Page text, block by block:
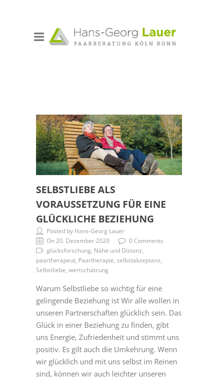
SELBSTLIEBE ALS
VORAUSSETZUNG FÜR EINE
GLÜCKLICHE BEZIEHUNG
Posted by Hans-Georg Lauer
On 20. Dezember 2020
0 Comments
glücksforschung, Nähe und Distanz,
paartherapeut, Paartherapie, selbstakzeptanz,
Selbstliebe, wertschätzung
Warum Selbstliebe so wichtig für eine
gelingende Beziehung ist Wir alle wollen in
unseren Partnerschaften glücklich sein. Das
Glück in einer Beziehung zu finden, gibt
uns Energie, Zufriedenheit und stimmt uns
positiv. Es gilt auch die Umkehrung. Wenn
wir glücklich und mit uns selbst im Reinen
sind, können wir auch leichter unseren